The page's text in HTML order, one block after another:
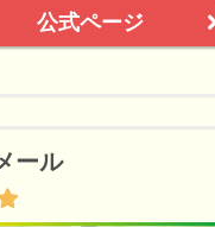
公式ページ
ール